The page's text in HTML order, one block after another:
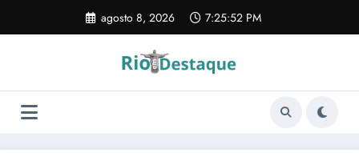
o
agosto 8, 2026 7:25:53 PM